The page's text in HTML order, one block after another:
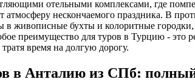
отельными комплексами, где
атмосферу нескончаемого праздника. В
в живописные бухты и колоритные
преимущество для туров в Турцию - это
время на долгую дорогу.
в Анталию из СПб: